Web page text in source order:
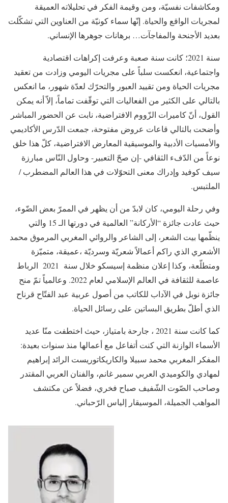
ومكاشفات نفسيّة، ومن وقيمة الفكر في تحليلاته العميقة
لمجريات الواقع والحياة. إنّها سماء كونيّة من العناوين التي تشكّلت
بعديد الأجنحة والمفاجآت… برهانات جوهرها الإنساني.
سنة 2021؛ كانت سنة صعبة وعرفت إكراهات اقتصادية
واجتماعية، انعكست سلباً على مجريات اليومي وزادت من تعقيد
مجريات الحياة ومن تقييد العبور والتحرّك لعدّة شهور، ما انعكس
بالتالي على الكثير من الفعاليات التي توقّفت تماماً، إلاّ أنه يمكن
القول، أنّ كاميرات الزّووم الافتراضية، نابت عن الحضور المباشر
وأضحت بالتالي قاعات عروض مفتوحة، جمعت الدّرس الأكاديمي
والأمسيات الأدبية والموسيقية المعارض الافتراضية، كلّ هذا خلق
نوعاً من الدّفء الثقافي -إن صحّ التعبير- وحاول النّاس مبارزة
سيف كوفيد وإدراك معنى التحوّلات في هذا العالم المضطرب /
الملتبس.
وفي رحلة اليومي، كان لابدّ من أن يظهر في الممرّ بعض الضّوء،
حيث عادت جائزة “الأركانة” العالمية في دورتها الـ 15 والتي
ينظّمها بيت الشعر، إلى الشاعر والروائي المغربي المرموق محمد
الأشعري الذي راكم أعمالاً شعريّة وسرديّة ،عميقة، متميّزة
ومتطلّعة، وكذا إعلان منظمة إسيسكو خلال سنة 2021 الرباط
عاصمة للثقافة في العالم الإسلامي لعام 2022. وعالمياً تمّ منح
جائزة نوبل في الآداب للكاتب من أصول عربية عبد الفتّاح قرناح
الذي أطلّ بطريق البساتين على رسائل الحياة.
كما كانت سنة 2021 ، جارحة بامتياز، حيث اختطفت منّا عديد
الأسماء الوازنة التي كنت أتفاعل مع أعمالها منذ سنوات بعيدة:
المفكر المغربي محمد سبيلا والكاريكاتوريست الرائد إبراهيم
لمهادي والكوميدي العربي سمير غانم، والفنان العربي المقتدر
وصاحب الصّوت الشّفيف صباح فخري، فضلاً عن مكتشف
المواهب الجميلة، الموسيقار إلياس الرّحباني.